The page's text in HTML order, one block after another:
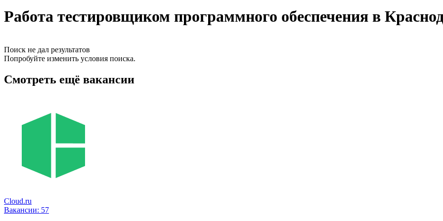
Работа тестировщиком программного обеспечения в
Поиск не дал результатов
Попробуйте изменить условия поиска.
Смотреть ещё вакансии
Cloud.ru
Вакансии: 57